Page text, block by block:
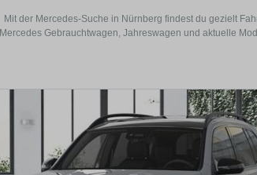
Mit der Mercedes-Suche in Nürnberg findest du gezielt
Mercedes Gebrauchtwagen, Jahreswagen und aktuelle